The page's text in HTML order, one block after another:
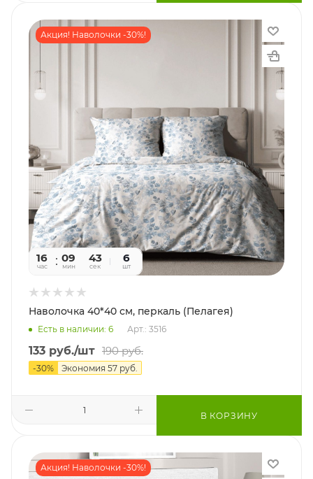
Акция! Наволочки -30%!
16
час
09
мин
41
сек
6
шт
Наволочка 40*40 см, перкаль (Пелагея)
Есть в наличии: 6 Арт.: 3516
133 руб./шт 190руб.
-30% Экономия 57 руб.
В КОРЗИНУ
Акция! Наволочки -30%!